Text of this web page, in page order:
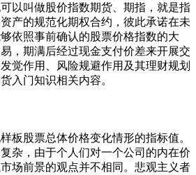
以叫做股价指数期货、期指，就是指
产的规范化期权合约，彼此承诺在未
依照事前确认的股票价格指数的大
，期满后经过现金支付价差来开展交
觉作用、风险规避作用及其理财规划
入门知识相关内容。
板股票总体价格变化情形的指标值。
杂，由于个人们对一个公司的内在价
场前景的观点并不相同。悲观主义者